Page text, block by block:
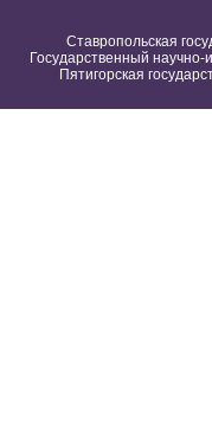
Ставропольская
Государственный научно-
Пятигорская